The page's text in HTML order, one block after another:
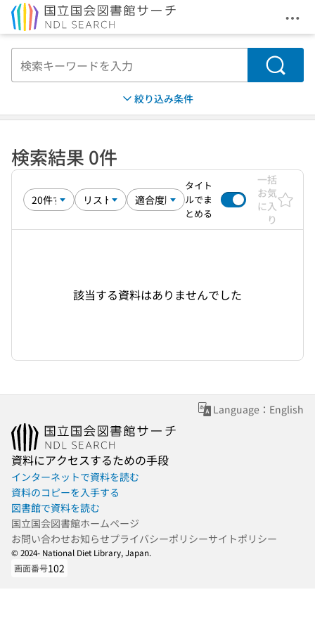
メ
検索
絞り込み条件
検索結果 0件
タイト
ルでま
とめる
一括
お気
に入
り
該当する資料はありませんでした
Language：English
資料にアクセスするための手段
インターネットで資料を読む
資料のコピーを入手する
図書館で資料を読む
国立国会図書館ホームページ
お問い合わせお知らせプライバシーポリシーサイトポリシー
© 2024- National Diet Library, Japan.
画面番号102